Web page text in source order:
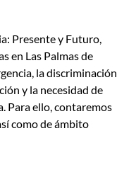
Presente y Futuro,
en Las Palmas de
la discriminación
y la necesidad de
Para ello, contaremos
como de ámbito